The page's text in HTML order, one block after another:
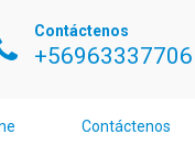
Contáctenos
+56963337706
Contáctenos